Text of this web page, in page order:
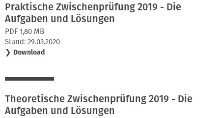
Praktische Zwischenprüfung 2019 - Die
Aufgaben und Lösungen
PDF 1,80 MB
Stand: 29.03.2020
❯ Download
Theoretische Zwischenprüfung 2019 - Die
Aufgaben und Lösungen